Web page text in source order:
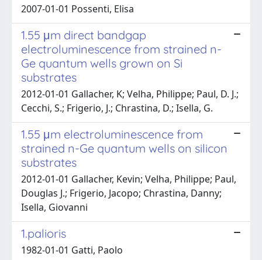
2007-01-01 Possenti, Elisa
1.55 μm direct bandgap
electroluminescence from strained n-
Ge quantum wells grown on Si
substrates
2012-01-01 Gallacher, K; Velha, Philippe; Paul, D. J.;
Cecchi, S.; Frigerio, J.; Chrastina, D.; Isella, G.
1.55 μm electroluminescence from
strained n-Ge quantum wells on silicon
substrates
2012-01-01 Gallacher, Kevin; Velha, Philippe; Paul,
Douglas J.; Frigerio, Jacopo; Chrastina, Danny;
Isella, Giovanni
1.palioris
1982-01-01 Gatti, Paolo